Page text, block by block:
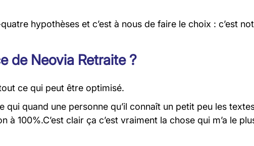
hypothèses et c’est à nous de faire le choix : c’est
de Neovia Retraite ?
ce qui peut être optimisé.
qui quand une personne qu’il connaît un petit peu les
à 100%.C’est clair ça c’est vraiment la chose qui m’a le